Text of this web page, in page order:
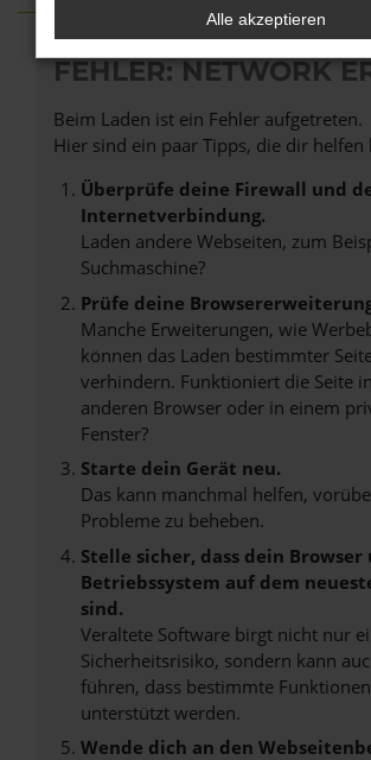
FEHLER: NETWORK
Beim Laden ist ein Fehler aufgetreten.
Hier sind ein paar Tipps, die dir helfen
Überprüfe deine Firewall und
Internetverbindung.
Laden andere Webseiten, zum
Suchmaschine?
Prüfe deine
Manche Erweiterungen, wie
können das Laden bestimmter
verhindern. Funktioniert die Seite
anderen Browser oder in einem
Fenster?
Starte dein Gerät neu.
Das kann manchmal helfen,
Probleme zu beheben.
Stelle sicher, dass dein Browser
Betriebssystem auf dem
sind.
Veraltete Software birgt nicht nur
Sicherheitsrisiko, sondern kann
führen, dass bestimmte
unterstützt werden.
Wende dich an den
Alle akzeptieren